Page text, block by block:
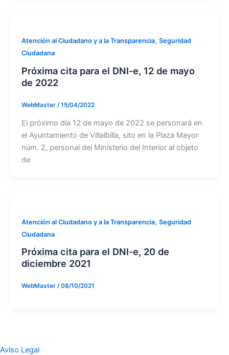
Atención al Ciudadano y a la Transparencia, Seguridad
Ciudadana
Próxima cita para el DNI-e, 12 de mayo
de 2022
WebMaster /15/04/2022
El próximo día 12 de mayo de 2022 se personará en
el Ayuntamiento de Villalbilla, sito en la Plaza Mayor
núm. 2, personal del Ministerio del Interior al objeto
de
Atención al Ciudadano y a la Transparencia, Seguridad
Ciudadana
Próxima cita para el DNI-e, 20 de
diciembre 2021
WebMaster /08/10/2021
Aviso Legal